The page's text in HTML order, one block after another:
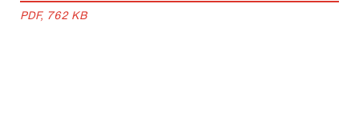
PDF, 762 KB